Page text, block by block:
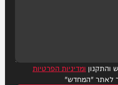
והתקנון ומדיניות הפרטיות
לאתר "המחדש"